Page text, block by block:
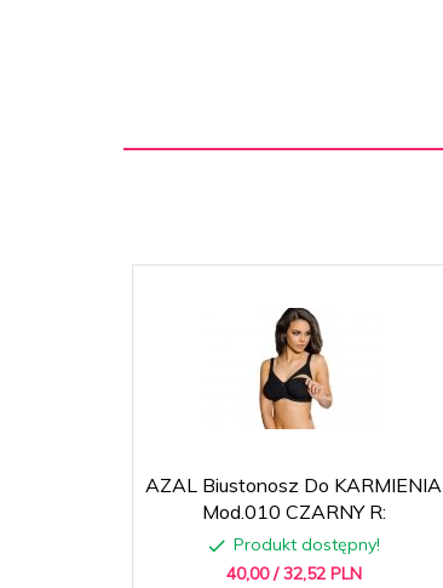
AZAL Biustonosz Do KARMIENIA
Mod.010 CZARNY R:
Produkt dostępny!
40,00 / 32,52 PLN